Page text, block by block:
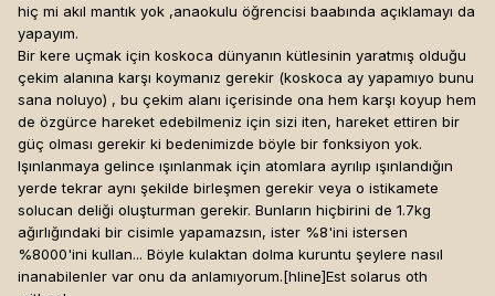
hiç mi akıl mantık yok ,anaokulu öğrencisi baabında açıklamayı da
yapayım.
Bir kere uçmak için koskoca dünyanın kütlesinin yaratmış olduğu
çekim alanına karşı koymanız gerekir (koskoca ay yapamıyo bunu
sana noluyo) , bu çekim alanı içerisinde ona hem karşı koyup hem
de özgürce hareket edebilmeniz için sizi iten, hareket ettiren bir
güç olması gerekir ki bedenimizde böyle bir fonksiyon yok.
Işınlanmaya gelince ışınlanmak için atomlara ayrılıp ışınlandığın
yerde tekrar aynı şekilde birleşmen gerekir veya o istikamete
solucan deliği oluşturman gerekir. Bunların hiçbirini de 1.7kg
ağırlığındaki bir cisimle yapamazsın, ister %8'ini istersen
%8000'ini kullan... Böyle kulaktan dolma kuruntu şeylere nasıl
inanabilenler var onu da anlamıyorum.[hline]Est solarus oth